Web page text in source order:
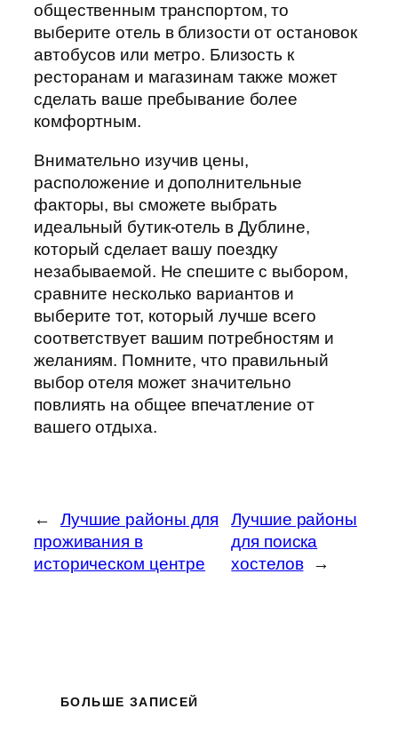
общественным транспортом, то
выберите отель в близости от остановок
автобусов или метро. Близость к
ресторанам и магазинам также может
сделать ваше пребывание более
комфортным.
Внимательно изучив цены,
расположение и дополнительные
факторы, вы сможете выбрать
идеальный бутик-отель в Дублине,
который сделает вашу поездку
незабываемой. Не спешите с выбором,
сравните несколько вариантов и
выберите тот, который лучше всего
соответствует вашим потребностям и
желаниям. Помните, что правильный
выбор отеля может значительно
повлиять на общее впечатление от
вашего отдыха.
←
Лучшие районы для
проживания в
историческом центре
Лучшие районы
для поиска
хостелов
→
БОЛЬШЕ ЗАПИСЕЙ